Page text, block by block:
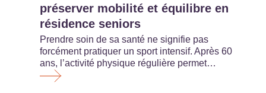
préserver mobilité et équilibre en
résidence seniors
Prendre soin de sa santé ne signifie pas
forcément pratiquer un sport intensif. Après 60
ans, l’activité physique régulière permet…